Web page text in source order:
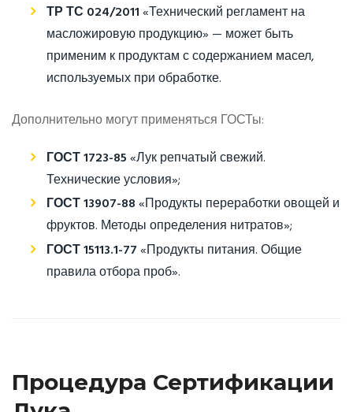
ТР ТС 024/2011«Технический регламент на
масложировую продукцию» — может быть
применим к продуктам с содержанием масел,
используемых при обработке.
Дополнительно могут применяться ГОСТы:
ГОСТ 1723-85«Лук репчатый свежий.
Технические условия»;
ГОСТ 13907-88«Продукты переработки овощей и
фруктов. Методы определения нитратов»;
ГОСТ 15113.1-77«Продукты питания. Общие
правила отбора проб».
Процедура Сертификации